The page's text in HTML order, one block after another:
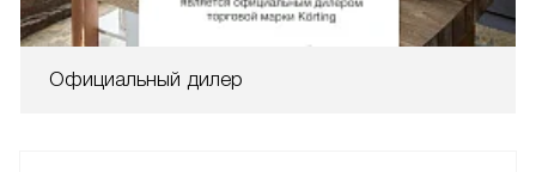
Официальный дилер